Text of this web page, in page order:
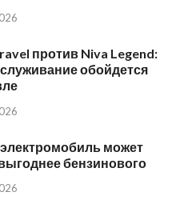
против Niva Legend:
обойдется
электромобиль может
бензинового